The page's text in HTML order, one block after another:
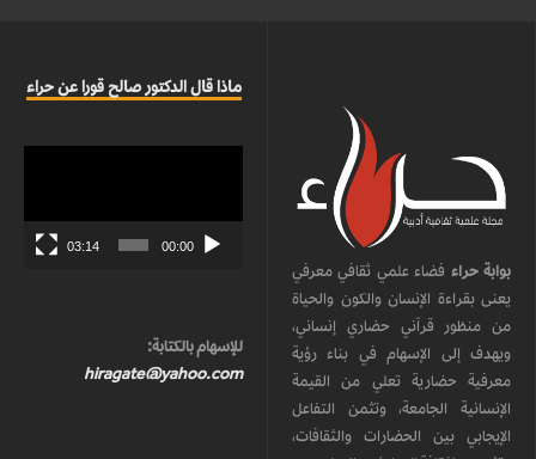
بوابة حراء فضاء علمي ثقافي معرفي
يعنى بقراءة الإنسان والكون والحياة
من منظور قرآني حضاري إنساني،
ويهدف إلى الإسهام في بناء رؤية
معرفية حضارية تعلي من القيمة
الإنسانية الجامعة، وتثمن التفاعل
الإيجابي بين الحضارات والثقافات،
ماذا قال الدكتور صالح قورا عن حراء
00:00
03:14
للإسهام بالكتابة:
hiragate@yahoo.com